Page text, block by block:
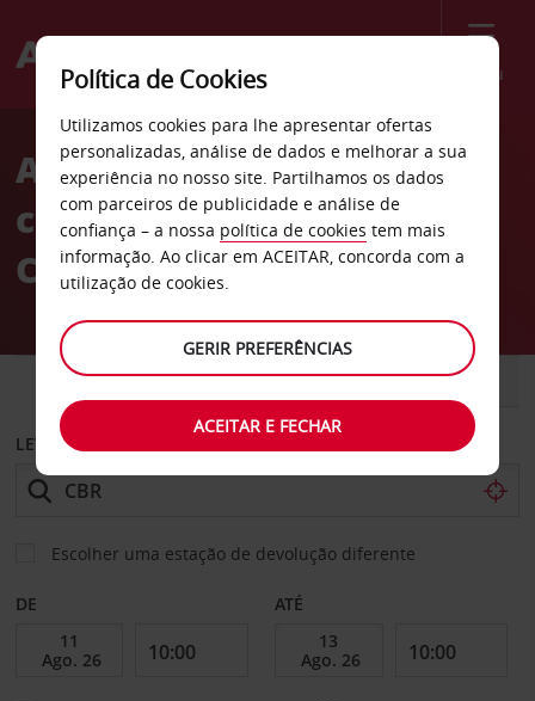
Menu
Welcome
AvisAluguer de
carros Aeroporto de
Camberra
CARRO COMERCIAIS
LEVANTAR EM
Escolher uma estação de devolução diferente
DE ATÉ
Política de Cookies
Utilizamos cookies para lhe apresentar ofertas
personalizadas, análise de dados e melhorar a sua
experiência no nosso site. Partilhamos os dados
com parceiros de publicidade e análise de
confiança – a nossa política de cookies tem mais
informação. Ao clicar em ACEITAR, concorda com a
utilização de cookies.
GERIR PREFERÊNCIAS
ACEITAR E FECHAR